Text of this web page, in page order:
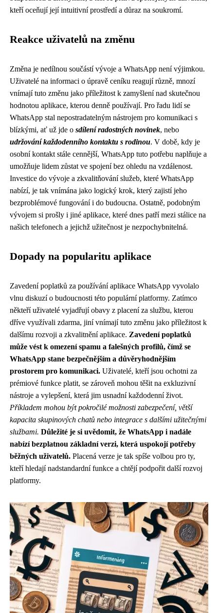
kteří oceňují její intuitivní prostředí a důraz na soukromí.
Reakce uživatelů na změnu
Změna je nedílnou součástí vývoje a WhatsApp není výjimkou.
Uživatelé na informaci o úpravě ceníku reagují různě, mnozí
vnímají tuto změnu jako příležitost k zamyšlení nad skutečnou
hodnotou aplikace, kterou denně používají. Pro řadu lidí se
WhatsApp stal nepostradatelným nástrojem pro komunikaci s
blízkými, ať už jde o sdílení radostných novinek, nebo
udržování každodenního kontaktu s rodinou. V době, kdy je
osobní kontakt stále cennější, WhatsApp tuto potřebu naplňuje a
umožňuje lidem zůstat ve spojení bez ohledu na vzdálenost.
Investice do vývoje a zkvalitňování služeb, které WhatsApp
nabízí, je tak vnímána jako logický krok, který zajistí jeho
bezproblémové fungování i do budoucna. Ostatně, podobným
vývojem si prošly i jiné aplikace, které dnes patří mezi stálice na
našich telefonech a jejichž užitečnost je nezpochybnitelná.
Dopady na popularitu aplikace
Zavedení poplatků za používání aplikace WhatsApp vyvolalo
vlnu diskuzí o budoucnosti této populární platformy. Zatímco
někteří uživatelé vyjadřují obavy z placení za službu, kterou
dříve využívali zdarma, jiní vnímají tuto změnu jako příležitost k
dalšímu rozvoji a zkvalitnění aplikace. Zavedení poplatků
může vést k omezení spamu a falešných profilů, čímž se
WhatsApp stane bezpečnějším a důvěryhodnějším
prostorem pro komunikaci. Uživatelé, kteří jsou ochotni za
prémiové funkce platit, se zároveň mohou těšit na exkluzivní
nástroje a vylepšení, která jim usnadní každodenní život.
Příkladem mohou být pokročilé možnosti zabezpečení, větší
kapacita skupinových chatů nebo integrace s dalšími užitečnými
službami. Důležité je si uvědomit, že WhatsApp i nadále
nabízí bezplatnou základní verzi, která uspokojí potřeby
běžných uživatelů. Placená verze je tak spíše volbou pro ty,
kteří hledají nadstandardní funkce a chtějí podpořit další rozvoj
platformy.